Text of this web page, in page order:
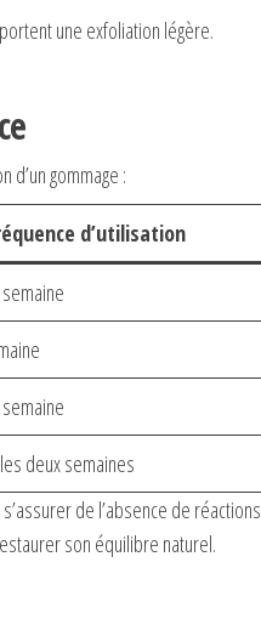
une exfoliation légère.
gommage :
d’utilisation
deux semaines
de l’absence de réactions
son équilibre naturel.